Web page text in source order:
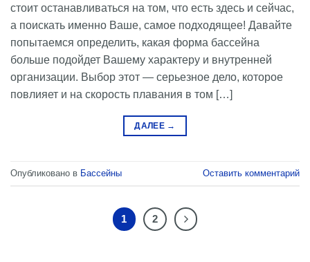
стоит останавливаться на том, что есть здесь и сейчас,
а поискать именно Ваше, самое подходящее! Давайте
попытаемся определить, какая форма бассейна
больше подойдет Вашему характеру и внутренней
организации. Выбор этот ― серьезное дело, которое
повлияет и на скорость плавания в том […]
ДАЛЕЕ →
Опубликовано в Бассейны Оставить комментарий
1 2